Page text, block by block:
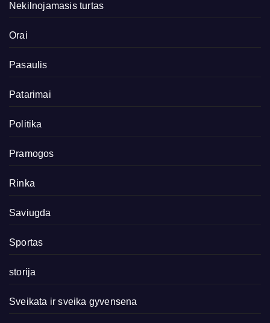
Nekilnojamasis turtas
Orai
Pasaulis
Patarimai
Politika
Pramogos
Rinka
Saviugda
Sportas
storija
Sveikata ir sveika gyvensena